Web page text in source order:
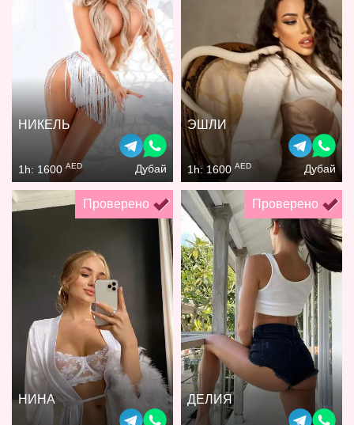
НИКЕЛЬ
1h: 1600 AED Дубай
ЭШЛИ
1h: 1600 AED Дубай
Проверено
НИНА
Проверено
ДЕЛИЯ